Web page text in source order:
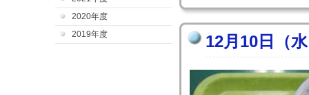
2020年度
2019年度
12月10日（